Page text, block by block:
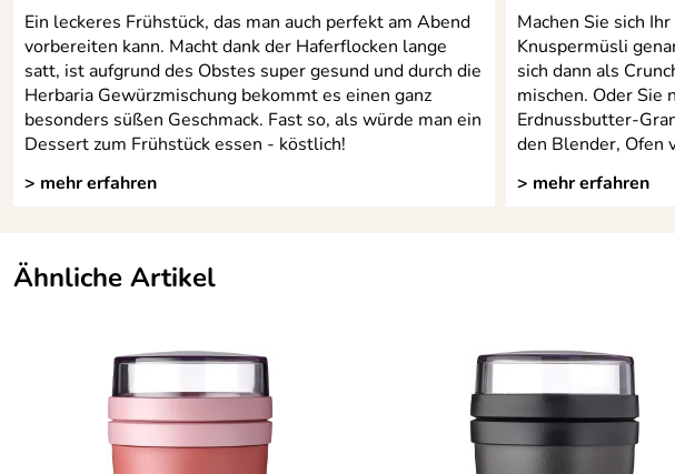
Ein leckeres Frühstück, das man auch perfekt am Abend
vorbereiten kann. Macht dank der Haferflocken lange
satt, ist aufgrund des Obstes super gesund und durch die
Herbaria Gewürzmischung bekommt es einen ganz
besonders süßen Geschmack. Fast so, als würde man ein
Dessert zum Frühstück essen - köstlich!
> mehr erfahren
Machen Sie sich
Knuspermüsli
sich dann als
mischen. Oder Sie
Erdnussbutter-
den Blender, Ofen
> mehr erfahren
Ähnliche Artikel